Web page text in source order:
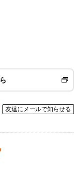
友達にメールで知らせる